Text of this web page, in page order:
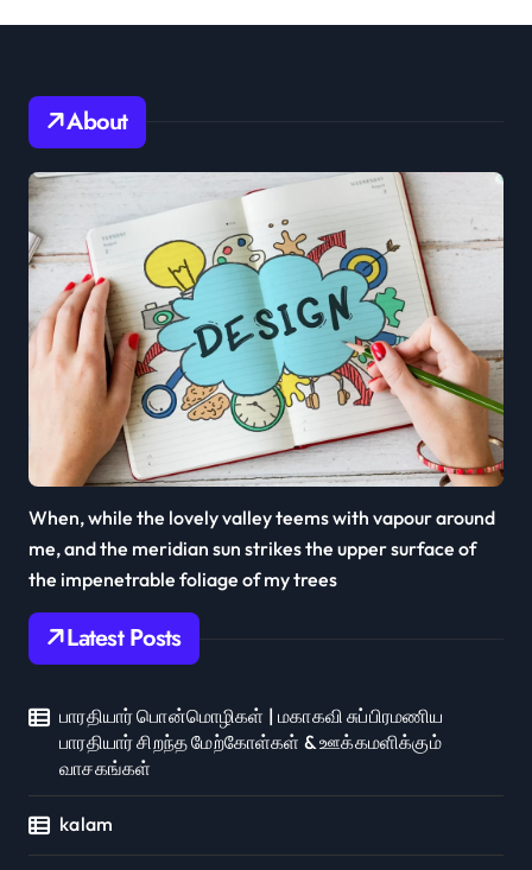
About
When, while the lovely valley teems with vapour around
me, and the meridian sun strikes the upper surface of
the impenetrable foliage of my trees
Latest Posts
பாரதியார் பொன்மொழிகள் | மகாகவி சுப்பிரமணிய
பாரதியார் சிறந்த மேற்கோள்கள் & ஊக்கமளிக்கும்
வாசகங்கள்
kalam